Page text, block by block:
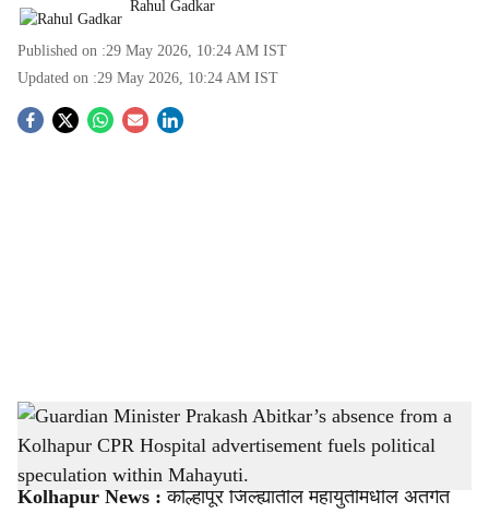
Rahul Gadkar
Published on :29 May 2026, 10:24 AM IST
Updated on :29 May 2026, 10:24 AM IST
S
h
a
Guardian Minister Prakash Abitkar’s absence from a Kolhapur CPR Hospital
advertisement fuels political speculation within Mahayuti.
-sarkarnama
Kolhapur News : कोल्हापूर जिल्ह्यातील महायुतीमधील अंतर्गत